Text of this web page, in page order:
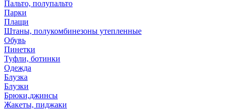
Пальто, полупальто
Парки
Плащи
Штаны, полукомбинезоны утепленные
Обувь
Пинетки
Туфли, ботинки
Одежда
Блузка
Блузки
Брюки,джинсы
Жакеты, пиджаки